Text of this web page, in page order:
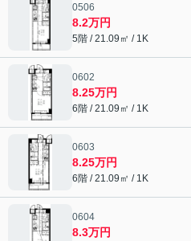
0506
8.2万円
5階 / 21.09㎡ / 1K
0602
8.25万円
6階 / 21.09㎡ / 1K
0603
8.25万円
6階 / 21.09㎡ / 1K
0604
8.3万円